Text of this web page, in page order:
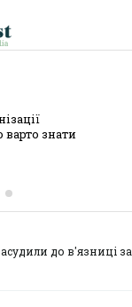
знати
до в'язниці